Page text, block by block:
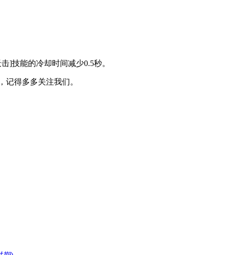
]技能的冷却时间减少0.5秒。
记得多多关注我们。